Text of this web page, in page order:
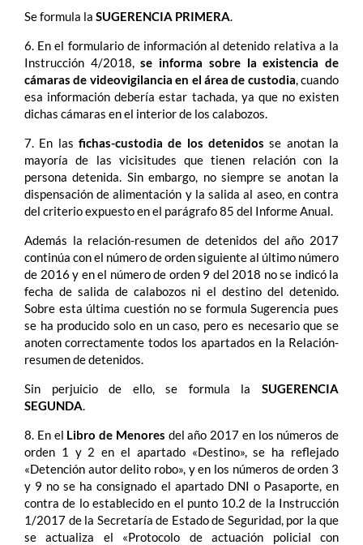
Se formula la SUGERENCIA PRIMERA.
6. En el formulario de información al detenido relativa a la
Instrucción 4/2018,se informa sobre la existencia de
cámaras de videovigilancia en el área de custodia, cuando
esa información debería estar tachada, ya que no existen
dichas cámaras en el interior de los calabozos.
7. En las fichas-custodia de los detenidos se anotan la
mayoría de las vicisitudes que tienen relación con la
persona detenida. Sin embargo, no siempre se anotan la
dispensación de alimentación y la salida al aseo, en contra
del criterio expuesto en el parágrafo 85 del Informe Anual.
Además la relación-resumen de detenidos del año 2017
continúa con el número de orden siguiente al último número
de 2016 y en el número de orden 9 del 2018 no se indicó la
fecha de salida de calabozos ni el destino del detenido.
Sobre esta última cuestión no se formula Sugerencia pues
se ha producido solo en un caso, pero es necesario que se
anoten correctamente todos los apartados en la Relación-
resumen de detenidos.
Sin perjuicio de ello, se formula la SUGERENCIA
SEGUNDA.
8. En el Libro de Menores del año 2017 en los números de
orden 1 y 2 en el apartado «Destino», se ha reflejado
«Detención autor delito robo», y en los números de orden 3
y 9 no se ha consignado el apartado DNI o Pasaporte, en
contra de lo establecido en el punto 10.2 de la Instrucción
1/2017 de la Secretaría de Estado de Seguridad, por la que
se actualiza el «Protocolo de actuación policial con